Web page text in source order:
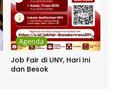
Agenda
Job Fair di UNY, Hari Ini
dan Besok